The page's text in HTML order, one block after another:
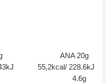
ΑΝΑ 20g
55,2kcal/ 228.6kJ
4.6g